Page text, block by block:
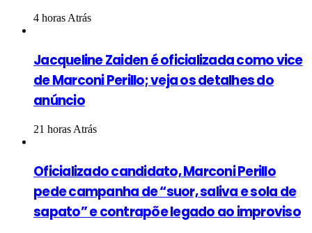
4 horas Atrás
Jacqueline Zaiden é oficializada como vice
de Marconi Perillo; veja os detalhes do
anúncio
21 horas Atrás
Oficializado candidato, Marconi Perillo
pede campanha de “suor, saliva e sola de
sapato” e contrapõe legado ao improviso